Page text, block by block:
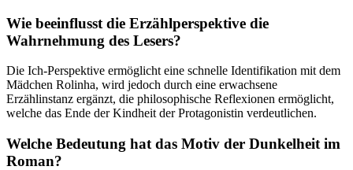
Wie beeinflusst die Erzählperspektive die
Wahrnehmung des Lesers?
Die Ich-Perspektive ermöglicht eine schnelle Identifikation mit dem
Mädchen Rolinha, wird jedoch durch eine erwachsene
Erzählinstanz ergänzt, die philosophische Reflexionen ermöglicht,
welche das Ende der Kindheit der Protagonistin verdeutlichen.
Welche Bedeutung hat das Motiv der Dunkelheit im
Roman?